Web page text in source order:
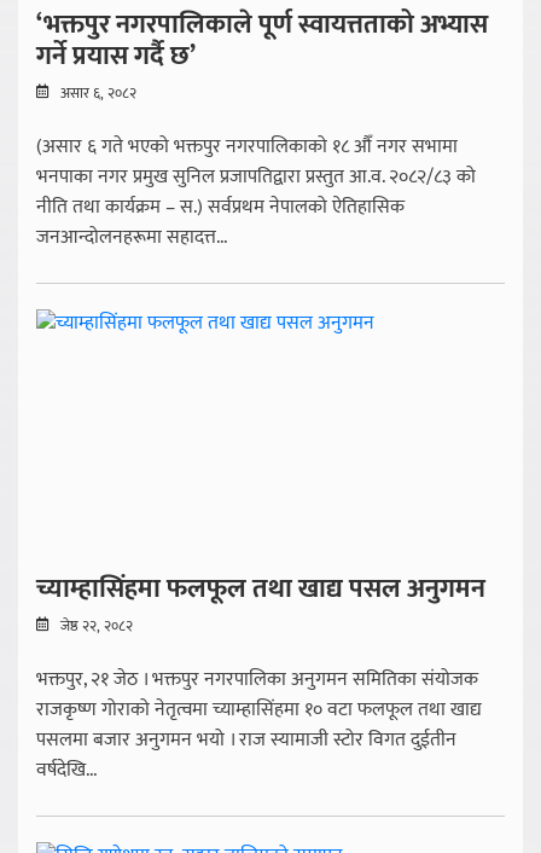
‘भक्तपुर नगरपालिकाले पूर्ण स्वायत्तताको अभ्यास
गर्ने प्रयास गर्दै छ’
असार ६, २०८२
(असार ६ गते भएको भक्तपुर नगरपालिकाको १८ औँ नगर सभामा
भनपाका नगर प्रमुख सुनिल प्रजापतिद्वारा प्रस्तुत आ.व. २०८२/८३ को
नीति तथा कार्यक्रम – स.) सर्वप्रथम नेपालको ऐतिहासिक
जनआन्दोलनहरूमा सहादत्त...
च्याम्हासिंहमा फलफूल तथा खाद्य पसल अनुगमन
जेष्ठ २२, २०८२
भक्तपुर, २१ जेठ । भक्तपुर नगरपालिका अनुगमन समितिका संयोजक
राजकृष्ण गोराको नेतृत्वमा च्याम्हासिंहमा १० वटा फलफूल तथा खाद्य
पसलमा बजार अनुगमन भयो । राज स्यामाजी स्टोर विगत दुईतीन
वर्षदेखि...